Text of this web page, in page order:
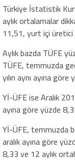
Türkiye İstatistik
aylık ortalamalar
11,51, yurt içi
Aylık bazda TÜFE
TÜFE, temmuzda
yılın aynı ayına
Yİ-ÜFE ise Aralık
ayına göre yüzde
Yİ-ÜFE, temmuzda
aralık ayına göre
8,33 ve 12 aylık